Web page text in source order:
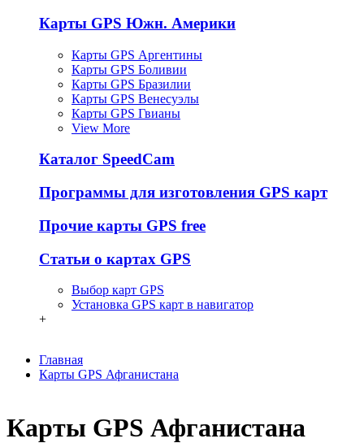
Карты GPS Южн. Америки
Карты GPS Аргентины
Карты GPS Боливии
Карты GPS Бразилии
Карты GPS Венесуэлы
Карты GPS Гвианы
View More
Каталог SpeedCam
Программы для изготовления GPS карт
Прочие карты GPS free
Статьи о картах GPS
Выбор карт GPS
Установка GPS карт в навигатор
+
Главная
Карты GPS Афганистана
Карты GPS Афганистана